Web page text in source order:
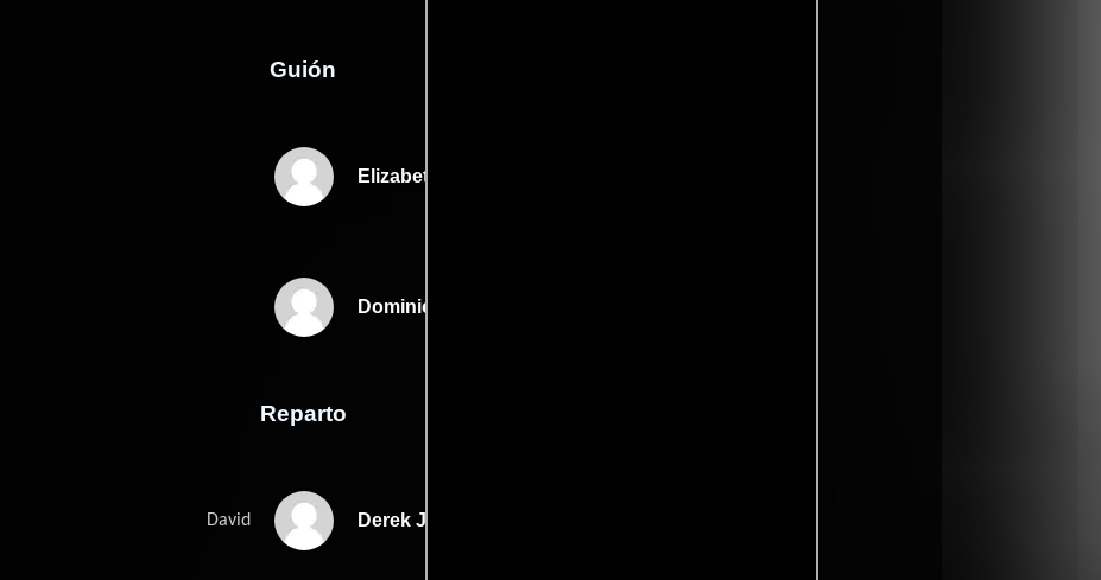
Guión
Elizabeth Morriss
Dominic Wellss
Reparto
David Derek Jacobi